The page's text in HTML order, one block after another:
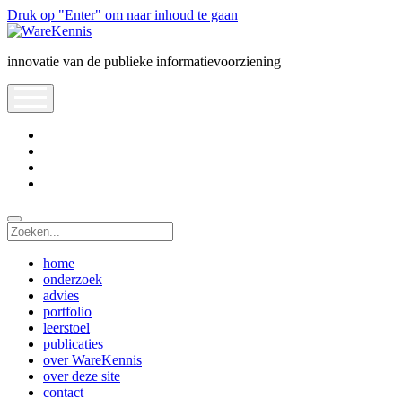
Druk op "Enter" om naar inhoud te gaan
WareKennis
innovatie van de publieke informatievoorziening
Zoeken
home
onderzoek
advies
portfolio
leerstoel
publicaties
over WareKennis
over deze site
contact